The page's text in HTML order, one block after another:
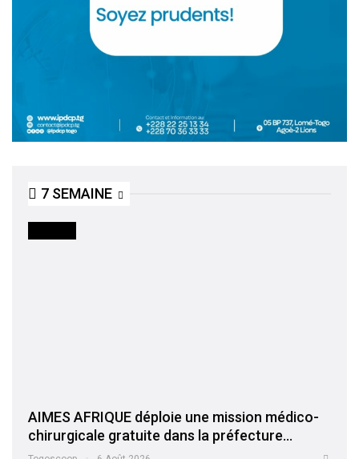
7 SEMAINE
AIMES AFRIQUE déploie une mission médico-
chirurgicale gratuite dans la préfecture…